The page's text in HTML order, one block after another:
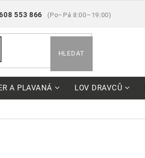
553 866 (Po–Pá 8:00–19:00)
HLEDAT
A PLAVANÁ LOV DRAVCŮ